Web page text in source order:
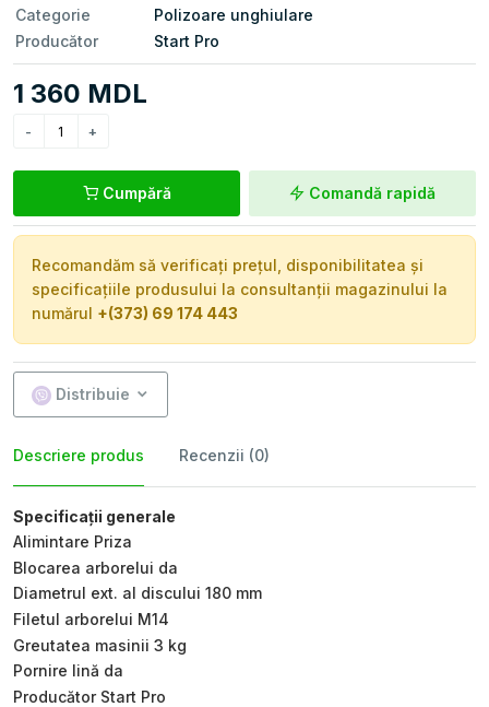
Categorie
Polizoare unghiulare
Producător
Start Pro
1 360 MDL
Cumpără Comandă rapidă
Recomandăm să verificați prețul, disponibilitatea și
specificațiile produsului la consultanții magazinului la
numărul +(373) 69 174 443
Distribuie
Descriere produs Recenzii (0)
Specificații generale
Alimintare Priza
Blocarea arborelui da
Diametrul ext. al discului 180 mm
Filetul arborelui M14
Greutatea masinii 3 kg
Pornire lină da
Producător Start Pro